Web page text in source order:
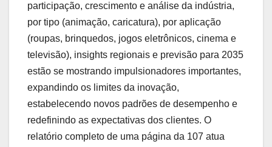
participação, crescimento e análise da indústria,
por tipo (animação, caricatura), por aplicação
(roupas, brinquedos, jogos eletrônicos, cinema e
televisão), insights regionais e previsão para 2035
estão se mostrando impulsionadores importantes,
expandindo os limites da inovação,
estabelecendo novos padrões de desempenho e
redefinindo as expectativas dos clientes. O
relatório completo de uma página da 107 atua